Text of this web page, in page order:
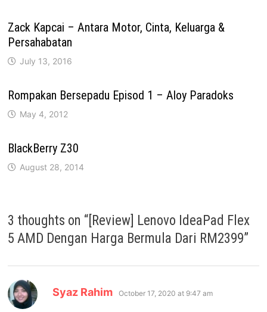
Zack Kapcai – Antara Motor, Cinta, Keluarga &
Persahabatan
July 13, 2016
Rompakan Bersepadu Episod 1 – Aloy Paradoks
May 4, 2012
BlackBerry Z30
August 28, 2014
3 thoughts on “ [Review] Lenovo IdeaPad Flex
5 AMD Dengan Harga Bermula Dari RM2399”
Syaz Rahim says:
October 17, 2020 at 9:47 am